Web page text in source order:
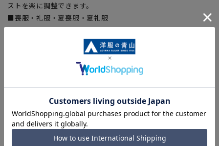
ストを楽に調整できます。
■喪服・礼服・夏喪服・夏礼服
【シルエット】《細め(スリム)》 (当社比)
【商品に関するご注意】
■ゆとり感には個人差があります。サイズ表を確認の上、ご購
入の目安としてご利用ください。
■ブラウザやお使いのモニター環境、室内外等の撮影時の環境
下での光加減により、実際の商品と掲載画像の色味が異なる場